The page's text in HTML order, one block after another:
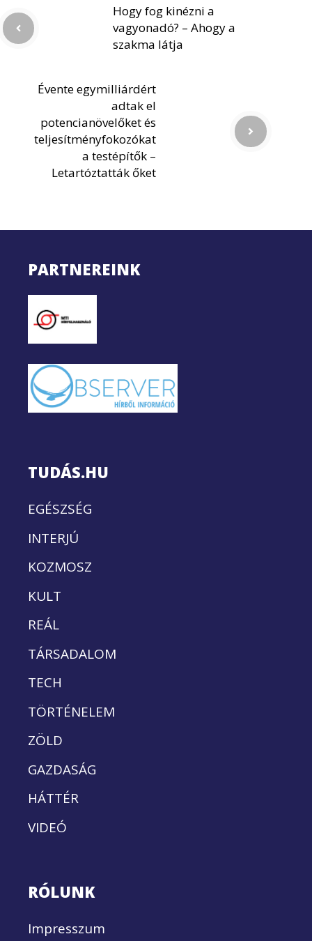
Hogy fog kinézni a
vagyonadó? – Ahogy a
szakma látja
Évente egymilliárdért
adtak el
potencianövelőket és
teljesítményfokozókat
a testépítők –
Letartóztatták őket
PARTNEREINK
TUDÁS.HU
EGÉSZSÉG
INTERJÚ
KOZMOSZ
KULT
REÁL
TÁRSADALOM
TECH
TÖRTÉNELEM
ZÖLD
GAZDASÁG
HÁTTÉR
VIDEÓ
RÓLUNK
Impresszum